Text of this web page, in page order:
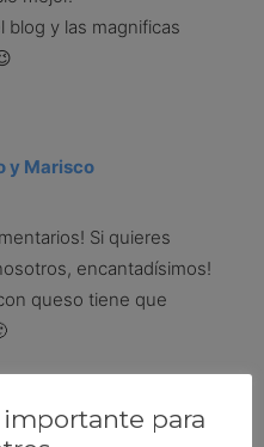
blog y las magnificas
y Marisco
Si quieres
encantadísimos!
queso tiene que
para